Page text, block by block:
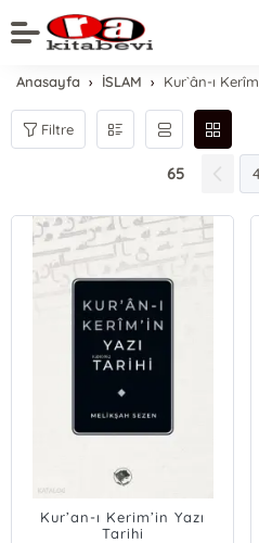
Anasayfa İSLAM Kur`ân-ı Kerîm
Filtre
65
Kur’an-ı Kerim’in Yazı
Tarihi